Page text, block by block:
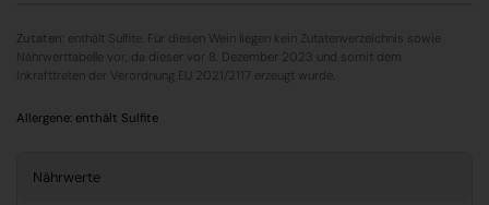
Zutaten:
enthält Sulfite. Für diesen Wein liegen kein Zutatenverzeichnis sowie
Nährwerttabelle vor, da dieser vor 8. Dezember 2023 und somit dem
Inkrafttreten der Verordnung EU 2021/2117 erzeugt wurde.
Allergene: enthält Sulfite
Nährwerte